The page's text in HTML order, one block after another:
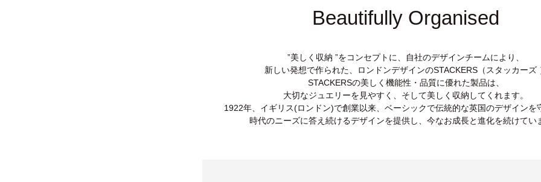
Beautifully Organised
”美しく収納 ”をコンセプトに、自社のデザインチームにより、
新しい発想で作られた、ロンドンデザインのSTACKERS（スタッカーズ
STACKERSの美しく機能性・品質に優れた製品は、
大切なジュエリーを見やすく、そして美しく収納してくれます。
1922年、イギリス(ロンドン)で創業以来、ベーシックで伝統的な英国のデザインを
時代のニーズに答え続けるデザインを提供し、今なお成長と進化を続けてい